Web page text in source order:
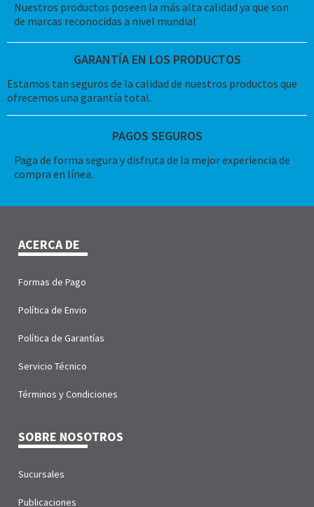
Nuestros productos poseen la más alta calidad ya que son
de marcas reconocidas a nivel mundial
GARANTÍA EN LOS PRODUCTOS
Estamos tan seguros de la calidad de nuestros productos que
ofrecemos una garantía total.
PAGOS SEGUROS
Paga de forma segura y disfruta de la mejor experiencia de
compra en línea.
ACERCA DE
Formas de Pago
Política de Envio
Política de Garantías
Servicio Técnico
Términos y Condiciones
SOBRE NOSOTROS
Sucursales
Publicaciones